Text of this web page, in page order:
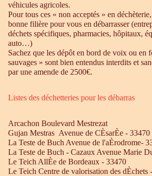
véhicules agricoles.
Pour tous ces « non acceptés » en
bonne filière pour vous en débarrasser
déchets spécifiques, pharmacies, hôpitaux,
auto…)
Sachez que les dépôt en bord de voix ou en
sauvages » sont bien entendus interdits et
par une amende de 2500€.
Listes des déchetteries pour les débarras
Arcachon Boulevard Mestrezat
Gujan Mestras Avenue de CÈsarÈe - 33470
La Teste de Buch Avenue de l'aÈrodrome-
La Teste de Buch - Cazaux Avenue Marie
Le Teich AllÈe de Bordeaux - 33470
Le Teich Centre de valorisation des